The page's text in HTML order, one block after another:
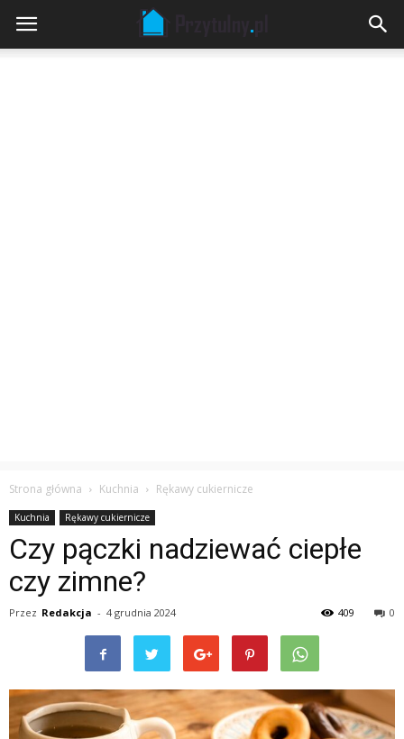
Strona główna Kuchnia Rękawy cukiernicze
Kuchnia Rękawy cukiernicze
Czy pączki nadziewać ciepłe
czy zimne?
Przez Redakcja - 4 grudnia 2024 0
409